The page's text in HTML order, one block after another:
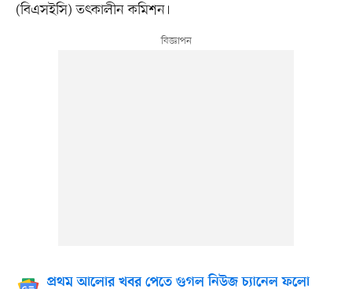
(বিএসইসি) তৎকালীন কমিশন।
প্রথম আলোর খবর পেতে গুগল নিউজ চ্যানেল ফলো